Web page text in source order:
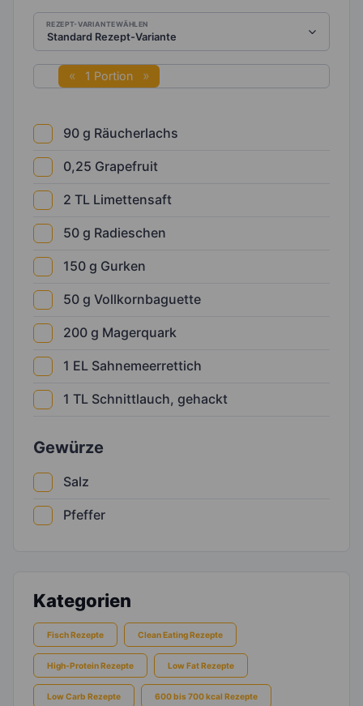
REZEPT-VARIANTE WÄHLEN
1 Portion
90 g Räucherlachs
0,25 Grapefruit
2 TL Limettensaft
50 g Radieschen
150 g Gurken
50 g Vollkornbaguette
200 g Magerquark
1 EL Sahnemeerrettich
1 TL Schnittlauch, gehackt
Gewürze
Salz
Pfeffer
Kategorien
Fisch Rezepte Clean Eating Rezepte
High-Protein Rezepte Low Fat Rezepte
Low Carb Rezepte 600 bis 700 kcal Rezepte